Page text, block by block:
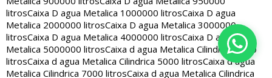
litrosCaixa D agua Metalica 1000000 litrosCaixa D agua
Metalica 2000000 litrosCaixa D agua Metalica 3000000
litrosCaixa D agua Metalica 4000000 litrosCaixa D agua
Metalica 5000000 litrosCaixa d agua Metalica Cilindrica 2000
litrosCaixa d agua Metalica Cilindrica 5000 litrosCaixa d agua
Metalica Cilindrica 7000 litrosCaixa d agua Metalica Cilindrica